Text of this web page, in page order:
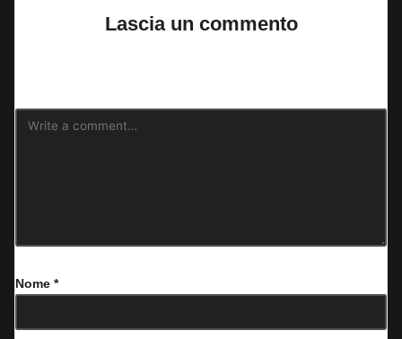
Lascia un commento
Nome *